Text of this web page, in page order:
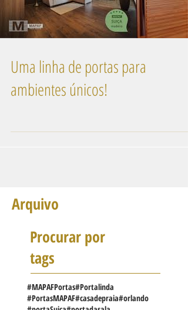
Load video
Uma linha de portas para
Arquivo
Procurar por
tags